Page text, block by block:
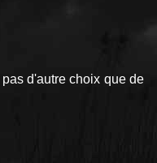
d'autre choix que de